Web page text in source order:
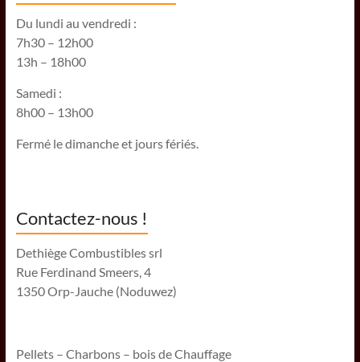
Du lundi au vendredi :
7h30 – 12h00
13h – 18h00
Samedi :
8h00 – 13h00
Fermé le dimanche et jours fériés.
Contactez-nous !
Dethiège Combustibles srl
Rue Ferdinand Smeers, 4
1350 Orp-Jauche (Noduwez)
Pellets – Charbons – bois de Chauffage